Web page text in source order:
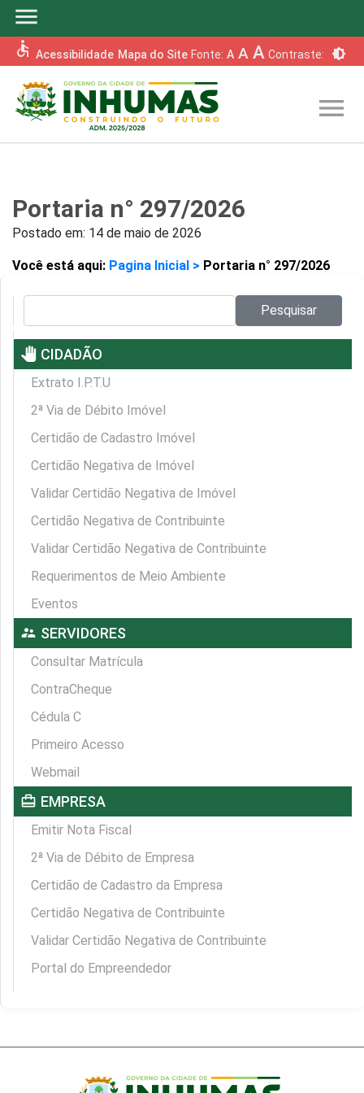
menu
accessible Acessibilidade Mapa do Site Fonte: A A A Contraste: brightness_6
menu
Portaria n° 297/2026
Postado em: 14 de maio de 2026
Você está aqui: Pagina Inicial > Portaria n° 297/2026
Pesquisar
pan_tool CIDADÃO
Extrato I.P.T.U
2ª Via de Débito Imóvel
Certidão de Cadastro Imóvel
Certidão Negativa de Imóvel
Validar Certidão Negativa de Imóvel
Certidão Negativa de Contribuinte
Validar Certidão Negativa de Contribuinte
Requerimentos de Meio Ambiente
Eventos
supervisor_account SERVIDORES
Consultar Matrícula
ContraCheque
Cédula C
Primeiro Acesso
Webmail
card_travel EMPRESA
Emitir Nota Fiscal
2ª Via de Débito de Empresa
Certidão de Cadastro da Empresa
Certidão Negativa de Contribuinte
Validar Certidão Negativa de Contribuinte
Portal do Empreendedor